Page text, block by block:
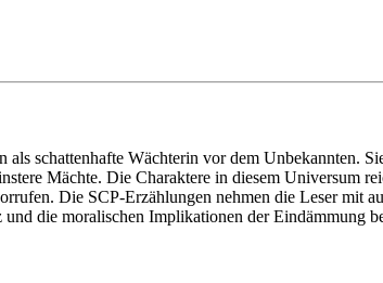
schattenhafte Wächterin vor dem Unbekannten.
Mächte. Die Charaktere in diesem Universum
Die SCP-Erzählungen nehmen die Leser mit
die moralischen Implikationen der Eindämmung